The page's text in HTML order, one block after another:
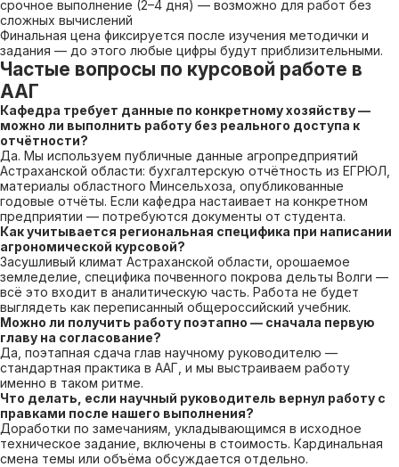
срочное выполнение (2–4 дня) — возможно для работ без
сложных вычислений
Финальная цена фиксируется после изучения методички и
задания — до этого любые цифры будут приблизительными.
Частые вопросы по курсовой работе в
ААГ
Кафедра требует данные по конкретному хозяйству —
можно ли выполнить работу без реального доступа к
отчётности?
Да. Мы используем публичные данные агропредприятий
Астраханской области: бухгалтерскую отчётность из ЕГРЮЛ,
материалы областного Минсельхоза, опубликованные
годовые отчёты. Если кафедра настаивает на конкретном
предприятии — потребуются документы от студента.
Как учитывается региональная специфика при написании
агрономической курсовой?
Засушливый климат Астраханской области, орошаемое
земледелие, специфика почвенного покрова дельты Волги —
всё это входит в аналитическую часть. Работа не будет
выглядеть как переписанный общероссийский учебник.
Можно ли получить работу поэтапно — сначала первую
главу на согласование?
Да, поэтапная сдача глав научному руководителю —
стандартная практика в ААГ, и мы выстраиваем работу
именно в таком ритме.
Что делать, если научный руководитель вернул работу с
правками после нашего выполнения?
Доработки по замечаниям, укладывающимся в исходное
техническое задание, включены в стоимость. Кардинальная
смена темы или объёма обсуждается отдельно.